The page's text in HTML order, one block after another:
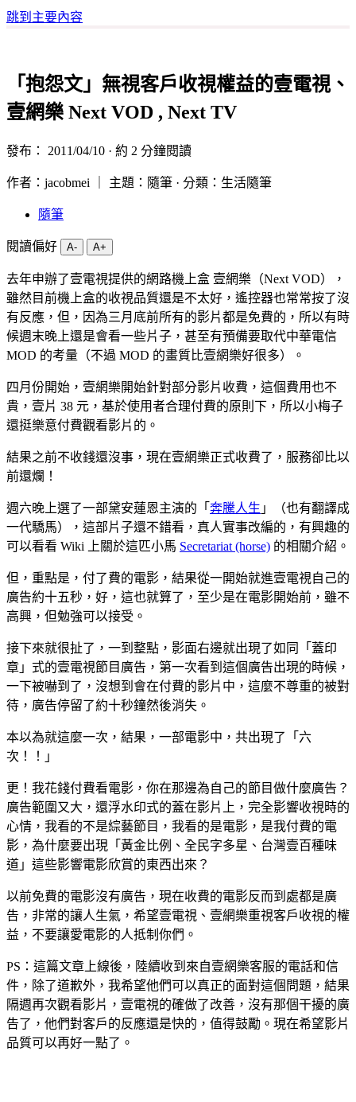
跳到主要內容
「抱怨文」無視客戶收視權益的壹電視、
壹網樂 Next VOD , Next TV
發布： 2011/04/10 · 約 2 分鐘閱讀
作者：jacobmei ｜ 主題：隨筆 · 分類：生活隨筆
隨筆
閱讀偏好 A- A+
去年申辦了壹電視提供的網路機上盒 壹網樂（Next VOD），
雖然目前機上盒的收視品質還是不太好，遙控器也常常按了沒
有反應，但，因為三月底前所有的影片都是免費的，所以有時
候週末晚上還是會看一些片子，甚至有預備要取代中華電信
MOD 的考量（不過 MOD 的畫質比壹網樂好很多）。
四月份開始，壹網樂開始針對部分影片收費，這個費用也不
貴，壹片 38 元，基於使用者合理付費的原則下，所以小梅子
還挺樂意付費觀看影片的。
結果之前不收錢還沒事，現在壹網樂正式收費了，服務卻比以
前還爛！
週六晚上選了一部黛安蓮恩主演的「 奔騰人生 」（也有翻譯成
一代驕馬），這部片子還不錯看，真人實事改編的，有興趣的
可以看看 Wiki 上關於這匹小馬 Secretariat (horse) 的相關介紹。
但，重點是，付了費的電影，結果從一開始就進壹電視自己的
廣告約十五秒，好，這也就算了，至少是在電影開始前，雖不
高興，但勉強可以接受。
接下來就很扯了，一到整點，影面右邊就出現了如同「蓋印
章」式的壹電視節目廣告，第一次看到這個廣告出現的時候，
一下被嚇到了，沒想到會在付費的影片中，這麼不尊重的被對
待，廣告停留了約十秒鐘然後消失。
本以為就這麼一次，結果，一部電影中，共出現了「六
次！！」
更！我花錢付費看電影，你在那邊為自己的節目做什麼廣告？
廣告範圍又大，還浮水印式的蓋在影片上，完全影響收視時的
心情，我看的不是綜藝節目，我看的是電影，是我付費的電
影，為什麼要出現「黃金比例、全民字多星、台灣壹百種味
道」這些影響電影欣賞的東西出來？
以前免費的電影沒有廣告，現在收費的電影反而到處都是廣
告，非常的讓人生氣，希望壹電視、壹網樂重視客戶收視的權
益，不要讓愛電影的人抵制你們。
PS：這篇文章上線後，陸續收到來自壹網樂客服的電話和信
件，除了道歉外，我希望他們可以真正的面對這個問題，結果
隔週再次觀看影片，壹電視的確做了改善，沒有那個干擾的廣
告了，他們對客戶的反應還是快的，值得鼓勵。現在希望影片
品質可以再好一點了。